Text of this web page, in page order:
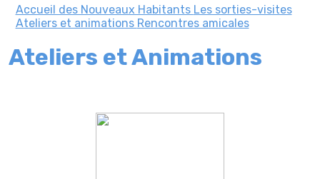
Accueil des Nouveaux Habitants Les sorties-visites
Ateliers et animations Rencontres amicales
Ateliers et Animations